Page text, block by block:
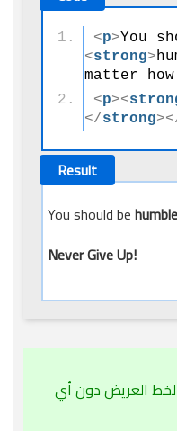
<p>
<strong>
matter
<p><
</strong>
You should behumble
Never Give Up!
العريض دون أي